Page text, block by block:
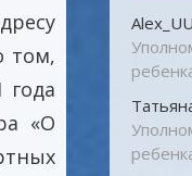
том,
«О